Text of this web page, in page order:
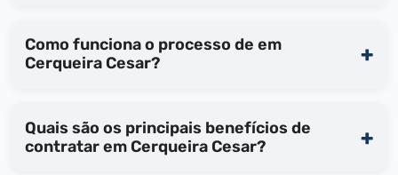
Como funciona o processo de em
Cerqueira Cesar?
Quais são os principais benefícios de
contratar em Cerqueira Cesar?